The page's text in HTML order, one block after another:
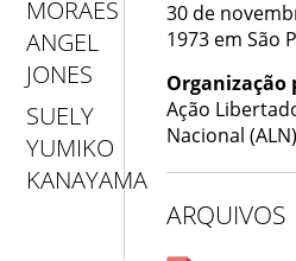
MORAES
ANGEL
JONES
SUELY
YUMIKO
KANAYAMA
30 de
1973 em São
Organização
Ação
Nacional
ARQUIVOS